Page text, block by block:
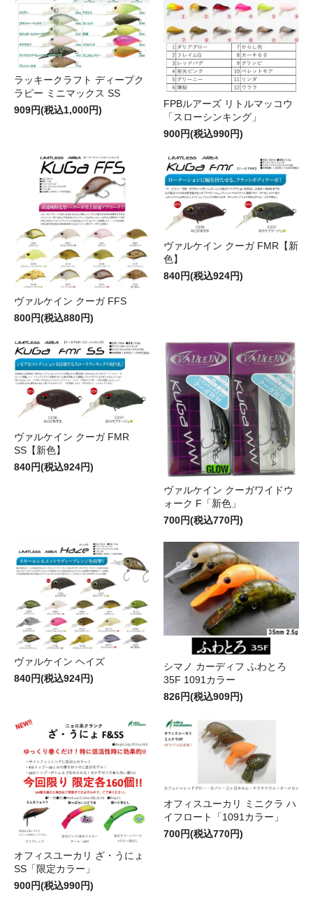
ラッキークラフト ディープク
ラピー ミニマックス SS
909円(税込1,000円)
FPBルアーズ リトルマッコウ
「スローシンキング」
900円(税込990円)
ヴァルケイン クーガ FFS
800円(税込880円)
ヴァルケイン クーガ FMR【新
色】
840円(税込924円)
ヴァルケイン クーガ FMR
SS【新色】
840円(税込924円)
ヴァルケイン クーガワイドウ
ォーク F「新色」
700円(税込770円)
ヴァルケイン ヘイズ
840円(税込924円)
シマノ カーディフ ふわとろ
35F 1091カラー
826円(税込909円)
オフィスユーカリ ざ・うにょ
SS「限定カラー」
900円(税込990円)
オフィスユーカリ ミニクラ ハ
イフロート「1091カラー」
700円(税込770円)